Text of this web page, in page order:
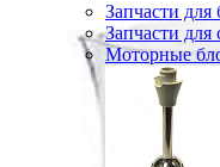
Запчасти для
Запчасти для
Моторные